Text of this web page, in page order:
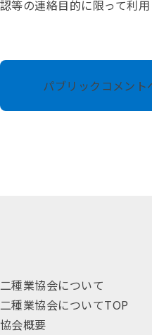
認等の連絡目的に限って利
パブリックコメント
二種業協会について
二種業協会についてTOP
協会概要